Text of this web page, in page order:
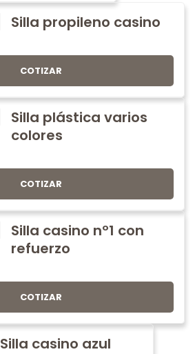
Silla propileno casino
COTIZAR
Silla plástica varios
colores
COTIZAR
Silla casino nº1 con
refuerzo
COTIZAR
Silla casino azul